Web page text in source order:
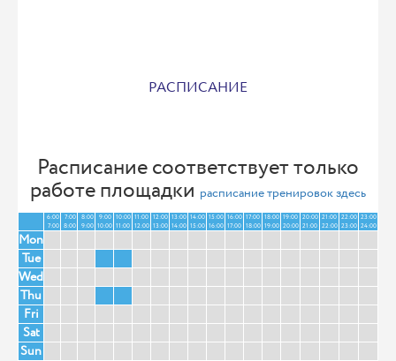
РАСПИСАНИЕ
Расписание соответствует только
работе площадки расписание тренировок здесь
6:00
7:00
7:00
8:00
8:00
9:00
9:00
10:00
10:00
11:00
11:00
12:00
12:00
13:00
13:00
14:00
14:00
15:00
15:00
16:00
16:00
17:00
17:00
18:00
18:00
19:00
19:00
20:00
20:00
21:00
21:00
22:00
22:00
23:00
23:00
24:00
Mon
Tue
Wed
Thu
Fri
Sat
Sun